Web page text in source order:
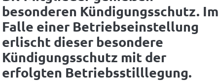
besonderen Kündigungsschutz. Im
Falle einer Betriebseinstellung
erlischt dieser besondere
Kündigungsschutz mit der
erfolgten Betriebsstilllegung.